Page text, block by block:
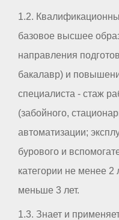
1.2.
базовое высшее
направления
бакалавр) и
специалиста - стаж
(забойного,
автоматизации;
бурового и
категории не менее 2
меньше 3 лет.
1.3. Знает и